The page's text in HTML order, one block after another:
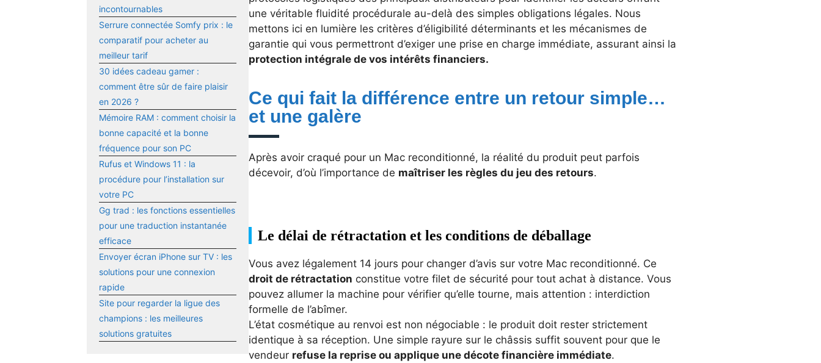
incontournables
Serrure connectée Somfy prix : le
comparatif pour acheter au
meilleur tarif
30 idées cadeau gamer :
comment être sûr de faire plaisir
en 2026 ?
Mémoire RAM : comment choisir la
bonne capacité et la bonne
fréquence pour son PC
Rufus et Windows 11 : la
procédure pour l’installation sur
votre PC
Gg trad : les fonctions essentielles
pour une traduction instantanée
efficace
Envoyer écran iPhone sur TV : les
solutions pour une connexion
rapide
Site pour regarder la ligue des
champions : les meilleures
solutions gratuites
une véritable fluidité procédurale au-delà des simples obligations légales. Nous
mettons ici en lumière les critères d’éligibilité déterminants et les mécanismes de
garantie qui vous permettront d’exiger une prise en charge immédiate, assurant ainsi la
protection intégrale de vos intérêts financiers.
Ce qui fait la différence entre un retour simple…
et une galère
Après avoir craqué pour un Mac reconditionné, la réalité du produit peut parfois
décevoir, d’où l’importance de maîtriser les règles du jeu des retours.
Le délai de rétractation et les conditions de déballage
Vous avez légalement 14 jours pour changer d’avis sur votre Mac reconditionné. Ce
droit de rétractation constitue votre filet de sécurité pour tout achat à distance. Vous
pouvez allumer la machine pour vérifier qu’elle tourne, mais attention : interdiction
formelle de l’abîmer.
L’état cosmétique au renvoi est non négociable : le produit doit rester strictement
identique à sa réception. Une simple rayure sur le châssis suffit souvent pour que le
vendeur refuse la reprise ou applique une décote financière immédiate.